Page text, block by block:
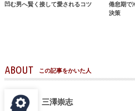
凹む男へ賢く接して愛されるコツ
倦怠期で
決策
ABOUT この記事をかいた人
三澤崇志